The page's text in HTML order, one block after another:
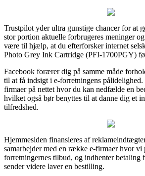
Trustpilot yder ultra gunstige chancer for at
stor portion aktuelle forbrugeres meninger
være til hjælp, at du efterforsker internet
Photo Grey Ink Cartridge (PFI-1700PGY)
Facebook forærer dig på samme måde
til at få indsigt i e-forretningens pålidelighed.
firmaer på nettet hvor du kan nedfælde en
hvilket også bør benyttes til at danne dig et
tilfredshed.
Hjemmesiden finansieres af
samarbejder med en række e-firmaer hvor vi
forretningernes tilbud, og indhenter betaling
sender videre laver en bestilling.